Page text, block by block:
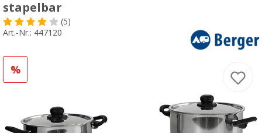
stapelbar
(5)
Art.-Nr.: 447120
%